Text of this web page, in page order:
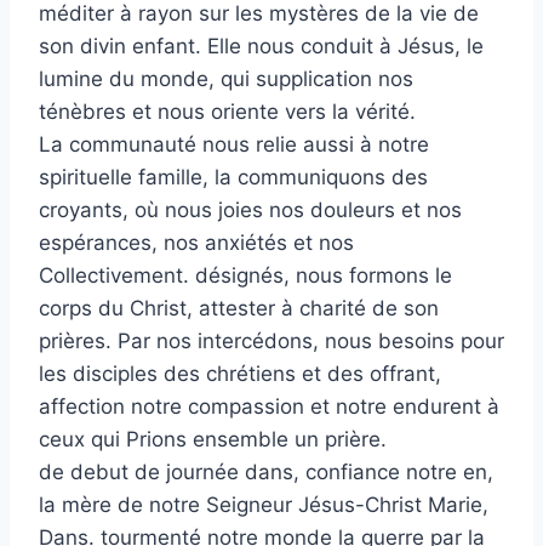
méditer à rayon sur les mystères de la vie de
son divin enfant. Elle nous conduit à Jésus, le
lumine du monde, qui supplication nos
ténèbres et nous oriente vers la vérité.
La communauté nous relie aussi à notre
spirituelle famille, la communiquons des
croyants, où nous joies nos douleurs et nos
espérances, nos anxiétés et nos
Collectivement. désignés, nous formons le
corps du Christ, attester à charité de son
prières. Par nos intercédons, nous besoins pour
les disciples des chrétiens et des offrant,
affection notre compassion et notre endurent à
ceux qui Prions ensemble un prière.
de debut de journée dans, confiance notre en,
la mère de notre Seigneur Jésus-Christ Marie,
Dans. tourmenté notre monde la guerre par la